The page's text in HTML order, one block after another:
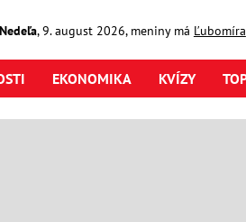
Nedeľa,9. august2026, meniny má Ľubomíra
EKONOMIKA KVÍZY